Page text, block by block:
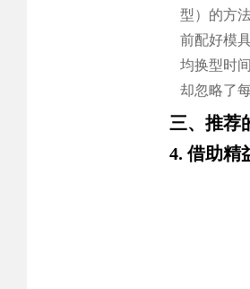
型）的方
前配好模
均换型时
却忽略了
三、推荐
4. 借助精